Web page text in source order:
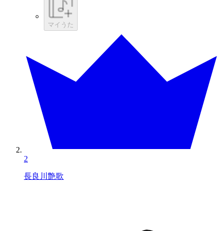
マイうた
2
長良川艶歌